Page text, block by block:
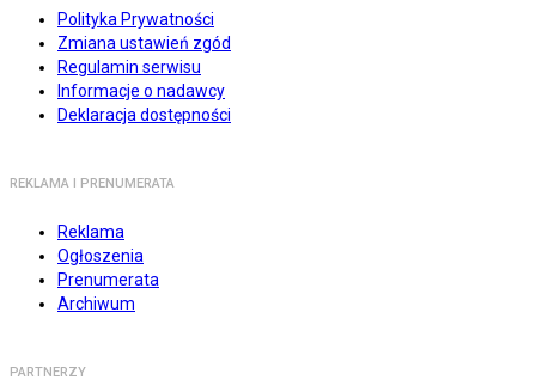
Polityka Prywatności
Zmiana ustawień zgód
Regulamin serwisu
Informacje o nadawcy
Deklaracja dostępności
REKLAMA I PRENUMERATA
Reklama
Ogłoszenia
Prenumerata
Archiwum
PARTNERZY